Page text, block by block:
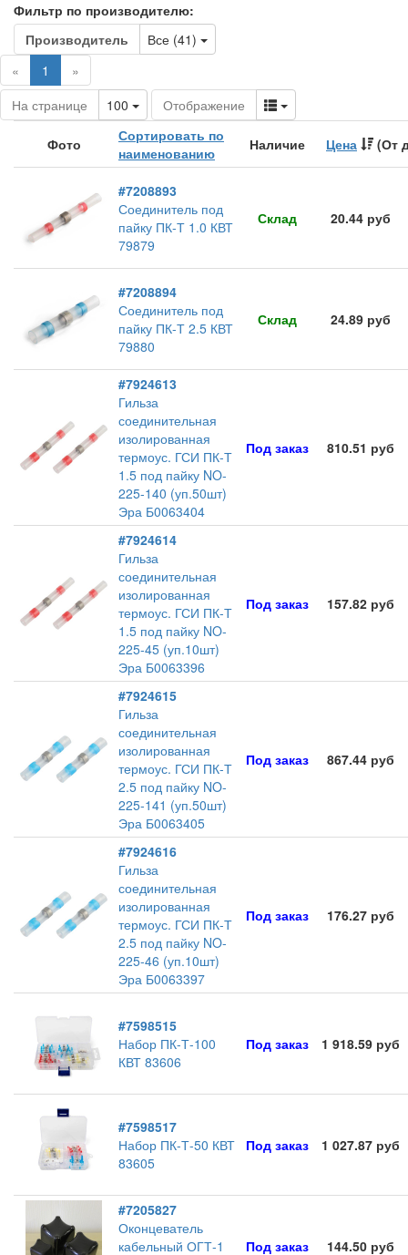
Фильтр по производителю:
Производитель
Все (41) Toggle Dropdown
«
1 (current)
»
На странице
100 Toggle Dropdown
Отображение Toggle Dropdown
Фото
Сортировать по
наименованию
Наличие Цена (От
#7208893
Соединитель под
пайку ПК-Т 1.0 КВТ
79879
Склад 20.44 руб
#7208894
Соединитель под
пайку ПК-Т 2.5 КВТ
79880
Склад 24.89 руб
#7924613
Гильза
соединительная
изолированная
термоус. ГСИ ПК-Т
1.5 под пайку NO-
225-140 (уп.50шт)
Эра Б0063404
Под заказ 810.51 руб
#7924614
Гильза
соединительная
изолированная
термоус. ГСИ ПК-Т
1.5 под пайку NO-
225-45 (уп.10шт)
Эра Б0063396
Под заказ 157.82 руб
#7924615
Гильза
соединительная
изолированная
термоус. ГСИ ПК-Т
2.5 под пайку NO-
225-141 (уп.50шт)
Эра Б0063405
Под заказ 867.44 руб
#7924616
Гильза
соединительная
изолированная
термоус. ГСИ ПК-Т
2.5 под пайку NO-
225-46 (уп.10шт)
Эра Б0063397
Под заказ 176.27 руб
#7598515
Набор ПК-Т-100
КВТ 83606
Под заказ 1 918.59 руб
#7598517
Набор ПК-Т-50 КВТ
83605
Под заказ 1 027.87 руб
#7205827
Оконцеватель
кабельный ОГТ-1
Под заказ 144.50 руб